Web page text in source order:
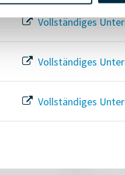
Vollständiges
Vollständiges
Vollständiges